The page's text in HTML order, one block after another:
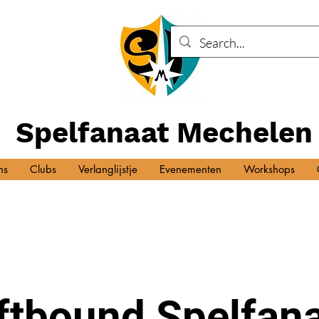
Spelfanaat Mechelen
Clubs Verlanglijstje Evenementen Workshops